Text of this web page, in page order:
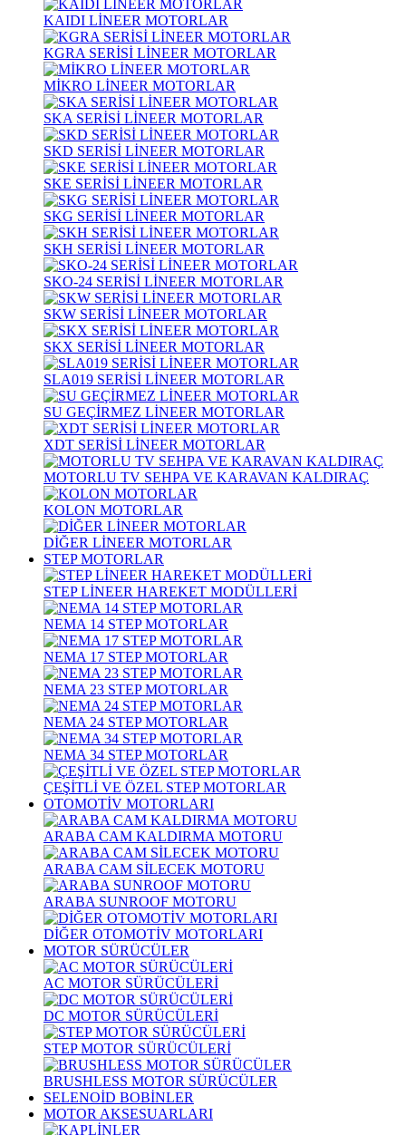
KAIDI LİNEER MOTORLAR
KGRA SERİSİ LİNEER MOTORLAR
MİKRO LİNEER MOTORLAR
SKA SERİSİ LİNEER MOTORLAR
SKD SERİSİ LİNEER MOTORLAR
SKE SERİSİ LİNEER MOTORLAR
SKG SERİSİ LİNEER MOTORLAR
SKH SERİSİ LİNEER MOTORLAR
SKO-24 SERİSİ LİNEER MOTORLAR
SKW SERİSİ LİNEER MOTORLAR
SKX SERİSİ LİNEER MOTORLAR
SLA019 SERİSİ LİNEER MOTORLAR
SU GEÇİRMEZ LİNEER MOTORLAR
XDT SERİSİ LİNEER MOTORLAR
MOTORLU TV SEHPA VE KARAVAN KALDIRAÇ
KOLON MOTORLAR
DİĞER LİNEER MOTORLAR
STEP MOTORLAR
STEP LİNEER HAREKET MODÜLLERİ
NEMA 14 STEP MOTORLAR
NEMA 17 STEP MOTORLAR
NEMA 23 STEP MOTORLAR
NEMA 24 STEP MOTORLAR
NEMA 34 STEP MOTORLAR
ÇEŞİTLİ VE ÖZEL STEP MOTORLAR
OTOMOTİV MOTORLARI
ARABA CAM KALDIRMA MOTORU
ARABA CAM SİLECEK MOTORU
ARABA SUNROOF MOTORU
DİĞER OTOMOTİV MOTORLARI
MOTOR SÜRÜCÜLER
AC MOTOR SÜRÜCÜLERİ
DC MOTOR SÜRÜCÜLERİ
STEP MOTOR SÜRÜCÜLERİ
BRUSHLESS MOTOR SÜRÜCÜLER
SELENOİD BOBİNLER
MOTOR AKSESUARLARI